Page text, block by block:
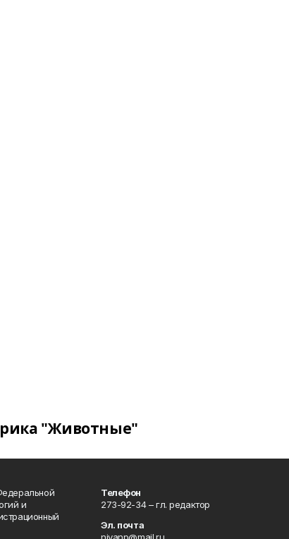
"Животные"
и
Телефон
273-92-34 – гл. редактор
Эл. почта